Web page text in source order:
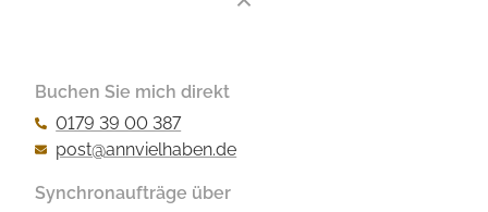
Buchen Sie mich direkt
0179 39 00 387
post@annvielhaben.de
Synchronaufträge über